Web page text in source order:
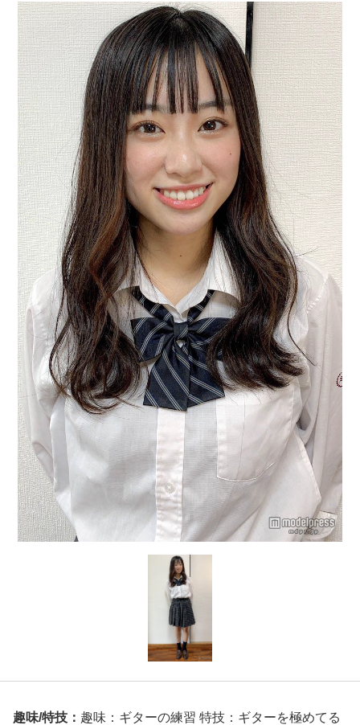
趣味/特技： 趣味：ギターの練習 特技：ギターを極めてる